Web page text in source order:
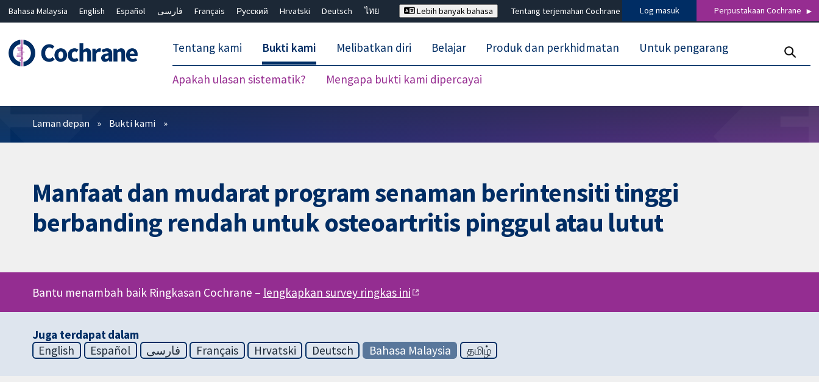
Bahasa Malaysia English Español فارسی Français Русский Hrvatski Deutsch
ไทย
Lebih banyak bahasa Tentang terjemahan Cochrane Log masuk Perpustakaan Cochrane
Tentang kami Bukti kami
Apakah ulasan sistematik? Mengapa bukti kami dipercayai
Melibatkan diri Belajar Produk dan perkhidmatan Untuk pengarang
Penapis
Laman depan Bukti kami
Manfaat dan mudarat program senaman berintensiti tinggi
berbanding rendah untuk osteoartritis pinggul atau lutut
Bantu menambah baik Ringkasan Cochrane – lengkapkan survey ringkas ini
Juga terdapat dalam
English
Español فارسی Français Hrvatski Deutsch Bahasa Malaysia தமிழ்